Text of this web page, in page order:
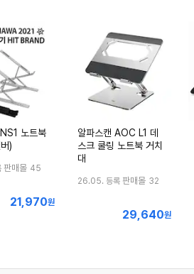
노트북
)
판매몰 45
최
21,970원
알파스캔 AOC L1 데
스크 쿨링 노트북 거치
대
26.05. 등록 판매몰 32
최
29,640원